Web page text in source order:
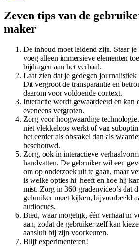
Zeven tips van de
maker
De inhoud moet leidend zijn. Staar
voeg alleen immersieve elementen
bijdragen aan het verhaal.
Laat zien dat je gedegen
Dit vergroot de transparantie en
daarom voor voldoende context.
Interactie wordt gewaardeerd en kan
eveneens vergroten.
Zorg voor hoogwaardige
niet vlekkeloos werkt of van
het eerder als obstakel dan als
beschouwd.
Zorg, ook in interactieve
handvatten. De gebruiker wil een
om op onderzoek uit te gaan, maar
is welke opties hij heeft en hoe hij
mist. Zorg in 360-gradenvideo’s dat
gebruiker moet kijken, bijvoorbeeld
audiocues.
Bied, waar mogelijk, één verhaal in
aan, zodat de gebruiker zelf kan
aansluit bij zijn voorkeuren.
Blijf experimenteren!